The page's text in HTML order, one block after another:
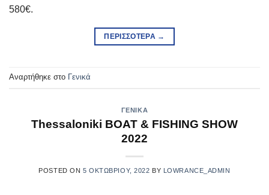
580€.
ΠΕΡΙΣΣΌΤΕΡΑ →
Αναρτήθηκε στο Γενικά
ΓΕΝΙΚΆ
Thessaloniki BOAT & FISHING SHOW
2022
POSTED ON 5 ΟΚΤΩΒΡΊΟΥ, 2022 BY LOWRANCE_ADMIN